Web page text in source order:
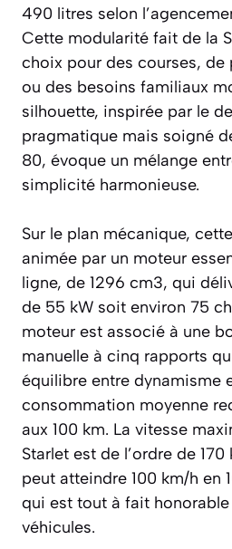
490 litres selon
Cette modularité fait de la
choix pour des courses, de
ou des besoins familiaux
silhouette, inspirée par le
pragmatique mais soigné
80, évoque un mélange
simplicité harmonieuse.
Sur le plan mécanique,
animée par un moteur
ligne, de 1296 cm3, qui
de 55 kW soit environ 75
moteur est associé à une
manuelle à cinq rapports
équilibre entre dynamisme
consommation moyenne
aux 100 km. La vitesse
Starlet est de l’ordre de
peut atteindre 100 km/h en
qui est tout à fait
véhicules.